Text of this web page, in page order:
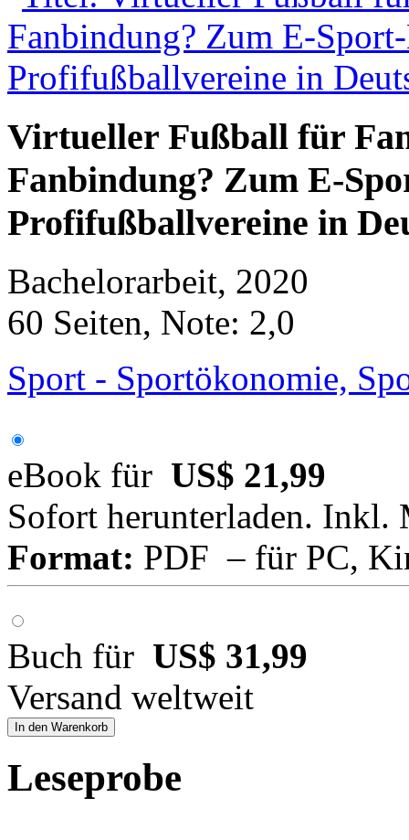
Virtueller Fußball für
Fanbindung? Zum E-
Profifußballvereine in
Bachelorarbeit, 2020
60 Seiten, Note: 2,0
Sport - Sportökonomie,
eBook für US$ 21,99
Sofort herunterladen. Inkl.
Format: PDF – für PC,
Buch für US$ 31,99
Versand weltweit
In den Warenkorb
Leseprobe